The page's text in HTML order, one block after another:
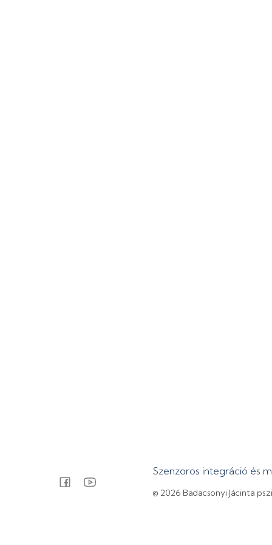
Szenzoros integráció és
© 2026 Badacsonyi Jácinta